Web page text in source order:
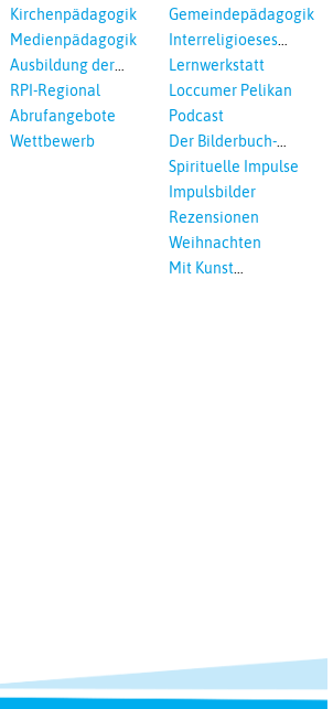
Interreligöses Lernen
Kirchenpädagogik
Medienpädagogik
Ausbildung der
Vikar*innen
RPI-Regional
Abrufangebote
Wettbewerb
Gemeindepädagogik
Interreligioeses
Lernen
Lernwerkstatt
Loccumer Pelikan
Podcast
Der Bilderbuch-
Podcast
Spirituelle Impulse
Impulsbilder
Rezensionen
Weihnachten
Mit Kunst